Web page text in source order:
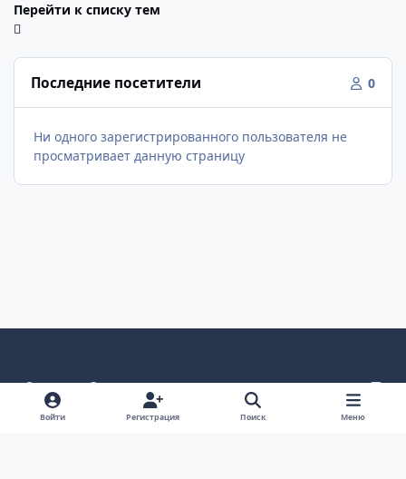
Перейти к списку тем
Последние посетители 0
Ни одного зарегистрированного пользователя не
просматривает данную страницу
Светлый режим
Темный режим
Системные предпочтения
v
k
Язык Политика конфиденциальности
Обратная связь
Войти Регистрация Поиск Меню